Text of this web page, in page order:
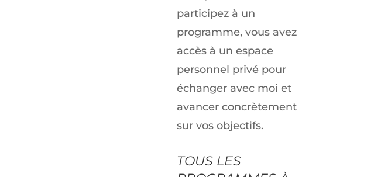
participez à un
programme, vous avez
accès à un espace
personnel privé pour
échanger avec moi et
avancer concrètement
sur vos objectifs.
TOUS LES